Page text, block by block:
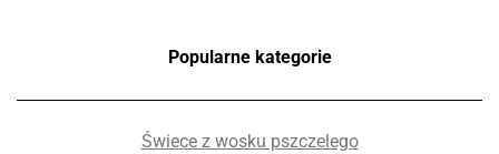
Popularne kategorie
Świece z wosku pszczelego